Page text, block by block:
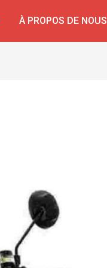
À PROPOS DE NOUS